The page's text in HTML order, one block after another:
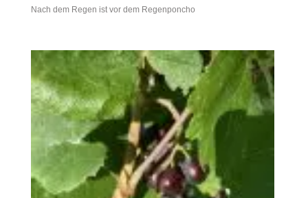
Nach dem Regen ist vor dem Regenponcho